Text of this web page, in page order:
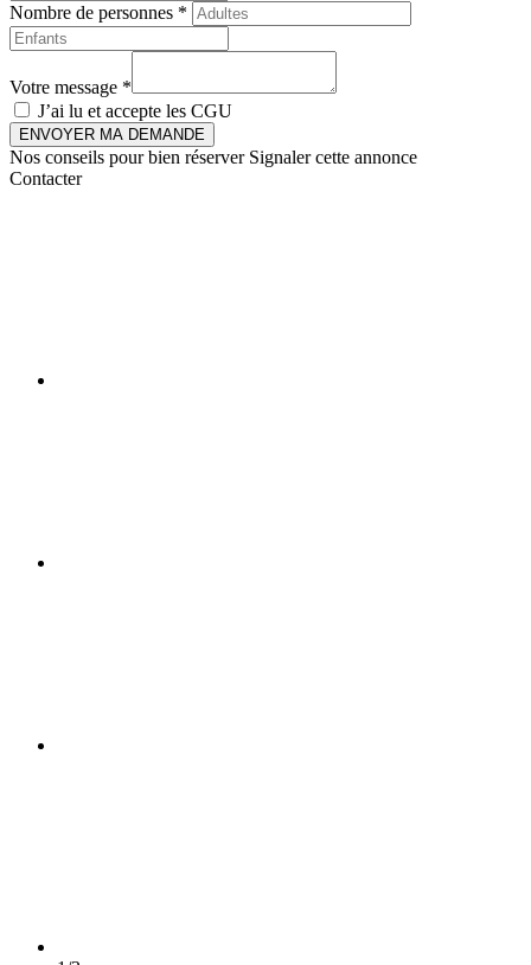
Nombre de personnes *
Votre message *
J’ai lu et accepte les CGU
ENVOYER MA DEMANDE
Nos conseils pour bien réserver Signaler cette annonce
Contacter